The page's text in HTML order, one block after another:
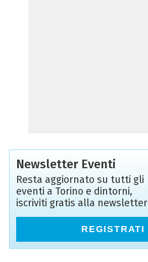
Newsletter Eventi
Resta aggiornato su tutti gli
eventi a Torino e dintorni,
iscriviti gratis alla newsletter
REGISTRATI